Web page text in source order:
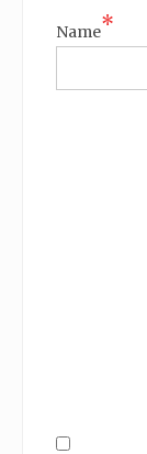
Name*